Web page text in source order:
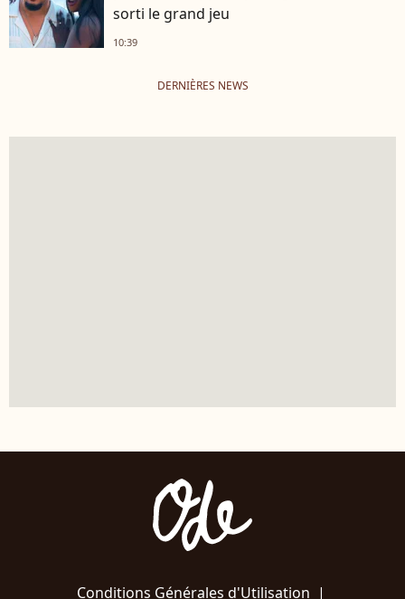
sorti le grand jeu
10:39
DERNIÈRES NEWS
Conditions Générales d'Utilisation |